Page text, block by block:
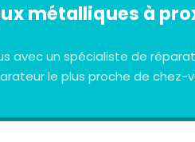
métalliques à
avec un spécialiste de
le plus proche de chez-